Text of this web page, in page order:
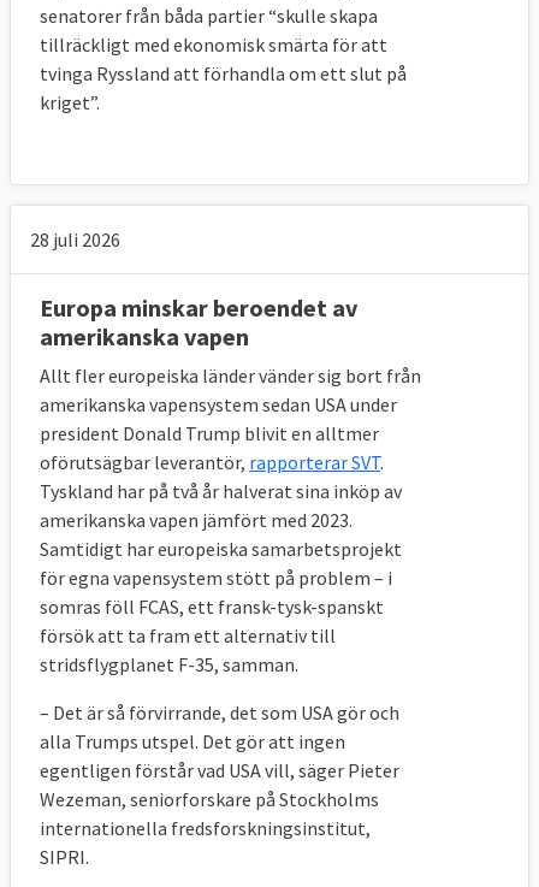
senatorer från båda partier “skulle skapa
tillräckligt med ekonomisk smärta för att
tvinga Ryssland att förhandla om ett slut på
kriget”.
28 juli 2026
Europa minskar beroendet av
amerikanska vapen
Allt fler europeiska länder vänder sig bort från
amerikanska vapensystem sedan USA under
president Donald Trump blivit en alltmer
oförutsägbar leverantör, rapporterar SVT.
Tyskland har på två år halverat sina inköp av
amerikanska vapen jämfört med 2023.
Samtidigt har europeiska samarbetsprojekt
för egna vapensystem stött på problem – i
somras föll FCAS, ett fransk-tysk-spanskt
försök att ta fram ett alternativ till
stridsflygplanet F-35, samman.
– Det är så förvirrande, det som USA gör och
alla Trumps utspel. Det gör att ingen
egentligen förstår vad USA vill, säger Pieter
Wezeman, seniorforskare på Stockholms
internationella fredsforskningsinstitut,
SIPRI.